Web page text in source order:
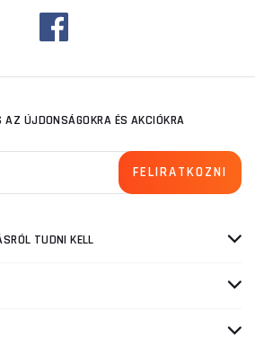
AZ ÚJDONSÁGOKRA ÉS AKCIÓKRA
TUDNI KELL